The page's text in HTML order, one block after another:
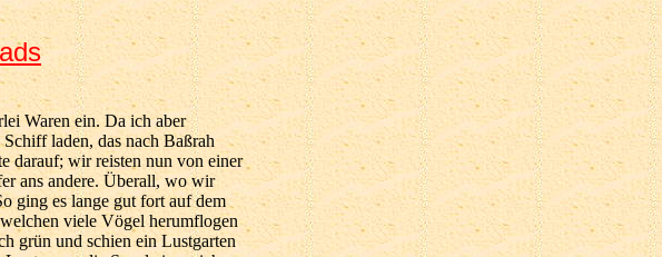
stürzten mit Lanzen aus der Höhle hervor, so daß es entfloh und wie ein wütendes Kamel ins Meer zurückkehrte. Der Mann band darauf die Stute los und ließ sie eine Weile auf der Insel springen. Es kamen dann noch viele andere dazu, die auch mit Stuten auf der anderen Seite der Insel waren. Als nun alle versammelt waren, nahmen sie die Polster aus der Höhle und ließen, was noch von Lebensmitteln übrig war, zurück. Wir gingen dann immer fort, bis wir zur Stadt des Königs Mihrdjan kamen, der sich sehr freute, als er die Pferde ankommen sah. Man erzählte ihm mein Abenteuer und stellte mich ihm vor; er hieß mich willkommen, erkundigte sich nach meinem Wohle und ich erzählte ihm alles, was mich betraf. Der König war sehr erstaunt und sprach: »Bei Gott, du betrittst nun ein neues Leben; gelobt sei Gott, der dich gerettet hat!« Er schenkte mir Kleider, zog mich in seine Nähe und seine Großmut ging so weit, daß er mich zum Aufseher über die Küsten des Meeres machte. Lange genoß ich seine Freigebigkeit, wofür ich ihm seine Geschäfte besorgte, bei denen ich auch meinen eigenen Vorteil fand. Sooft Kaufleute oder andere Reisende uns besuchten, erkundigte ich mich nach Bagdad, denn ich hoffte immer, jemand zu finden, der dahin reisen würde; aber niemand war je dort gewesen, niemand wußte was von Bagdad. Mir ward nun bald unheimlich in der Fremde, nach einer so langen Entfernung vom Vaterlande und von meinen Leuten. Einst kam ich zum König und grüßte ihn, da fand ich indische Kaufleute bei ihm; wir grüßten uns gegenseitig, sie fragten mich nach meinem Lande und erzählten mir dafür von Indien und wie seine Einwohner in verschiedene Stämme eingeteilt wären. Unter diesen seien die Schakirijeh die vornehmsten, weil sie nie ein Unrecht begehen, noch jemand beneiden; denn das Völkchen der Brahmanen, das nie Wein trinkt, aber doch immer munter und heiter in Scherz und Freude lebt. In ihrem Lande gibt es Pferde, Kamele und Rindvieh. Sie sagten mir auch, daß die Indier sich in zweiundvierzig Sekten teilen. In dem Lande des Königs Mihrdjan sah ich eine Insel, Kasel genannt, in der man Tag und Nacht Tamburin und andere Instrumente spielen hört; die Seeleute sagten mir, die Einwohner seien recht wackere und verständige Leute. Auch sah ich in jenem Meere zwei Fische, einen zweihundert Ellen lang, und einen andern, hundert Ellen lang, deren Kopf dem einer Nachteule glich. Überhaupt begegnete mir auf dieser Reise so viel Wunderbares, daß ich gar nicht alles beschreiben kann. Nachdem ich einige Zeit in diesem Königreiche zugebracht hatte, ging ich einst nach meiner Gewohnheit ans Meeresufer; da landete ein Schiff, sehr reich beladen. Ich blieb stehen, bis die ganze Ladung ausgeschifft war, um sie aufzunehmen. Da kam der Kapitän des Schiffes zu mir und sagte: »Herr! wir haben noch Waren auf dem Schiff, deren Eigentümer wir auf einer Insel verloren haben, wir wissen nicht, ob er noch am Leben, oder ob er umgekommen ist!« Ich fragte ihn